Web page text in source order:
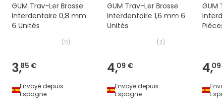
GUM Trav-Ler Brosse
Interdentaire 0,8 mm
6 Unités
(11)
3,85 €
Envoyé depuis:
Espagne
GUM Trav-Ler Brosse
Interdentaire 1,6 mm 6
Unités
(2)
4,09 €
Envoyé depuis:
Espagne
GUM
4,